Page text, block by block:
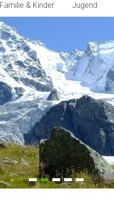
Familie & Kinder Jugend